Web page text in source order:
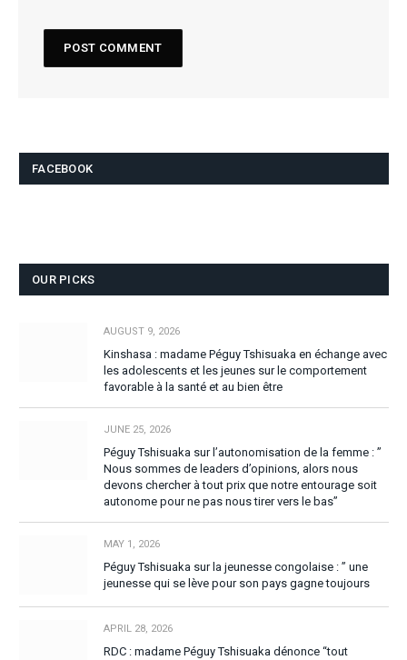
FACEBOOK
OUR PICKS
AUGUST 9, 2026
Kinshasa : madame Péguy Tshisuaka en échange avec
les adolescents et les jeunes sur le comportement
favorable à la santé et au bien être
JUNE 25, 2026
Péguy Tshisuaka sur l’autonomisation de la femme : ”
Nous sommes de leaders d’opinions, alors nous
devons chercher à tout prix que notre entourage soit
autonome pour ne pas nous tirer vers le bas”
MAY 1, 2026
Péguy Tshisuaka sur la jeunesse congolaise : ” une
jeunesse qui se lève pour son pays gagne toujours
APRIL 28, 2026
RDC : madame Péguy Tshisuaka dénonce “tout